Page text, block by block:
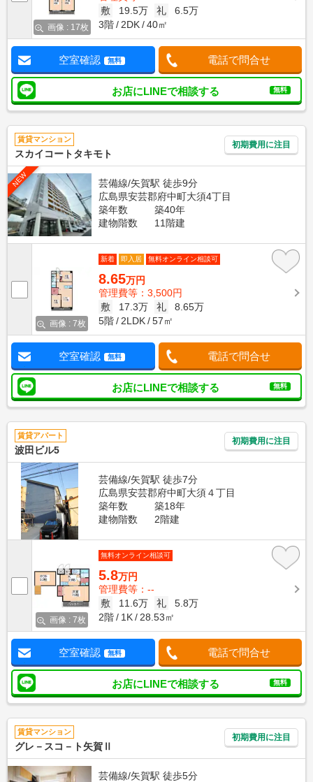
画像 : 17枚
敷
19.5万 礼
6.5万
3階
2DK 40㎡
空室確認 無料 電話で問合せ
お店にLINEで相談する 無料
賃貸マンション
スカイコートタキモト
初期費用に注目
NEW
芸備線/矢賀駅 徒歩9分
広島県安芸郡府中町大須4丁目
築年数
築40年
建物階数
11階建
画像 : 7枚
新着 即入居 無料オンライン相談可
8.65万円
管理費等：3,500円
敷
17.3万 礼
8.65万
5階
2LDK 57㎡
空室確認 無料 電話で問合せ
お店にLINEで相談する 無料
賃貸アパート
波田ビル5
初期費用に注目
芸備線/矢賀駅 徒歩7分
広島県安芸郡府中町大須４丁目
築年数
築18年
建物階数
2階建
画像 : 7枚
無料オンライン相談可
5.8万円
管理費等：--
敷
11.6万 礼
5.8万
2階
1K 28.53㎡
空室確認 無料 電話で問合せ
お店にLINEで相談する 無料
賃貸マンション
グレ－スコ－ト矢賀Ⅱ
初期費用に注目
芸備線/矢賀駅 徒歩5分